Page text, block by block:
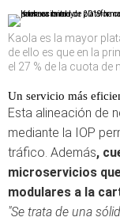
Kaola es la mayor
de ello es que en la
el 27 % de la cuota
Un servicio más
Esta alineación de
mediante la IOP
tráfico. Además,
microservicios
modulares a la
"Se trata de una